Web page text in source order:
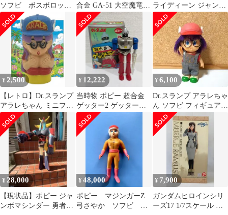
ソフビ ボスボロッ
ト イキマ ポピー
1970年代 2体セ
合金 GA-51 大空魔竜ガ
イキング 当時物 2体セ
ット
ライディーン ジャンボ
マシンダー 本体 検
索 超合金
¥ 2,500
【レトロ】Dr.スランプ
アラレちゃん ミニフィ
ギュア（則巻アラレ）
約6cm
¥ 12,222
当時物 ポピー 超合金
ゲッター2 ゲッターロ
ボ（ ソフビ マジンガー
Ｚ ）
¥ 6,100
Dr.スランプ アラレちゃ
ん ソフビ フィギュア
ポピー 当時物 貴重
¥28,000
【現状品】ポピー ジャ
ンボマシンダー 勇者ラ
¥48,000
ポピー マジンガーZ
弓さやか ソフビ 当
¥ 7,900
ガンダムヒロインシリ
ーズ17 1/7スケール